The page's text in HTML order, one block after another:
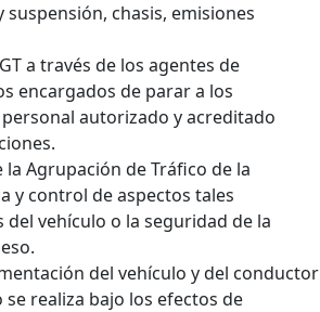
chasis, emisiones
a través de los agentes de
encargados de parar a los
autorizado y acreditado
Agrupación de Tráfico de la
y control de aspectos tales
vehículo o la seguridad de la
del vehículo y del conductor
realiza bajo los efectos de